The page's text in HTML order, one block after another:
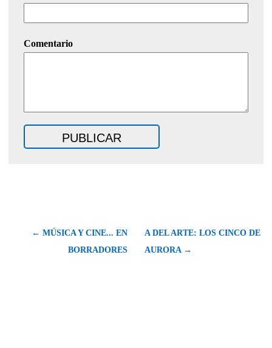
Comentario
← MÚSICA Y CINE... EN
BORRADORES
A DEL ARTE: LOS CINCO DE
AURORA →